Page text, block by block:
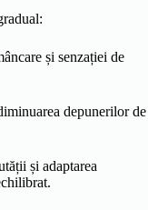
și senzației de
depunerilor de
și adaptarea